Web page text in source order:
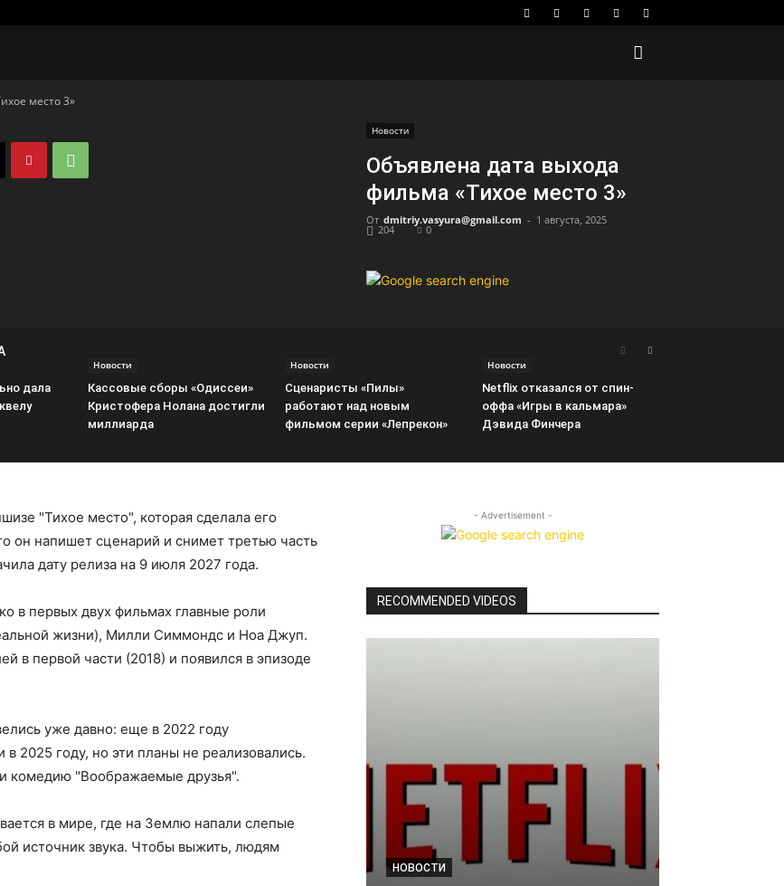
место 3»
Новости
Объявлена дата выхода
фильма «Тихое место 3»
От dmitriy.vasyura@gmail.com - 1 августа, 2025
204 0
дала
Новости
Кассовые сборы «Одиссеи»
Кристофера Нолана достигли
миллиарда
Новости
Сценаристы «Пилы»
работают над новым
фильмом серии «Лепрекон»
Новости
Netflix отказался от спин-
оффа «Игры в кальмара»
Дэвида Финчера
"Тихое место", которая сделала его
он напишет сценарий и снимет третью часть
дату релиза на 9 июля 2027 года.
в первых двух фильмах главные роли
жизни), Милли Симмондс и Ноа Джуп.
в первой части (2018) и появился в эпизоде
уже давно: еще в 2022 году
2025 году, но эти планы не реализовались.
комедию "Воображаемые друзья".
в мире, где на Землю напали слепые
источник звука. Чтобы выжить, людям
- Advertisement -
RECOMMENDED VIDEOS
НОВОСТИ